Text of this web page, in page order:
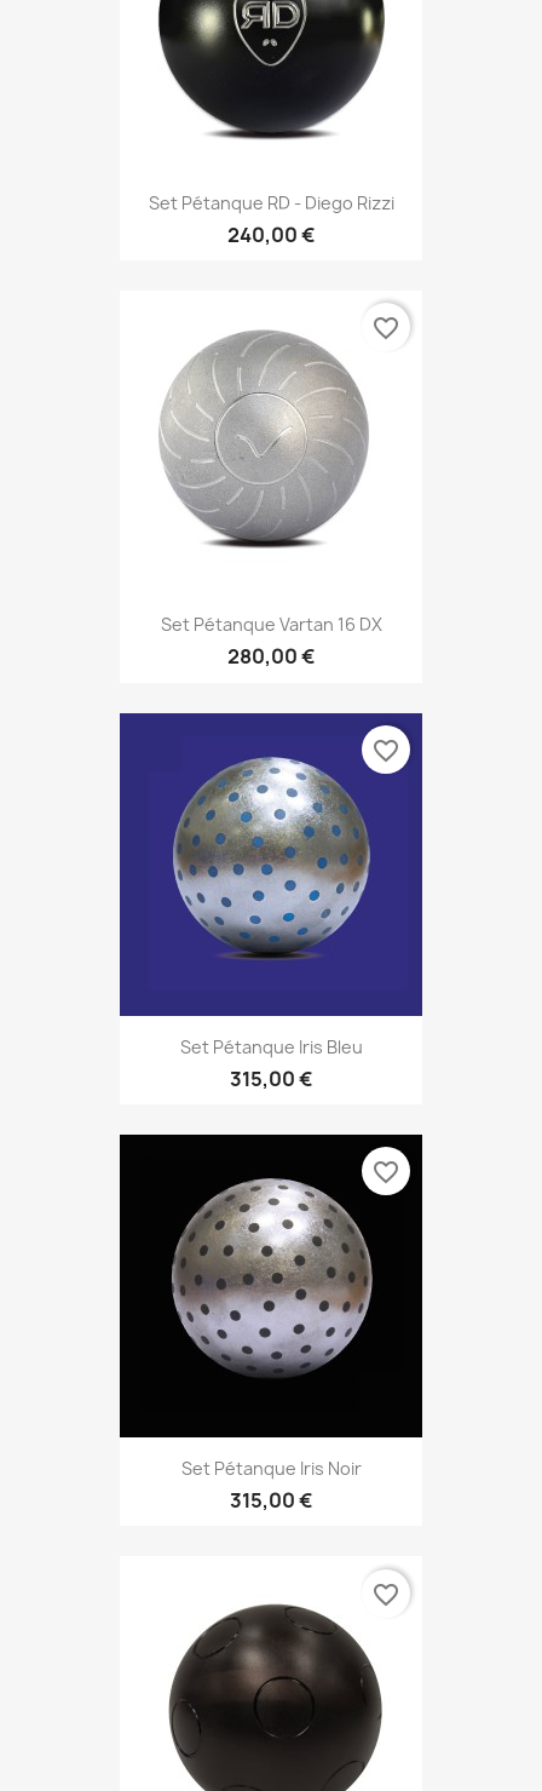
Set Pétanque RD - Diego Rizzi
240,00 €
Set Pétanque Vartan 16 DX
280,00 €
favorite_border
Set Pétanque Iris Bleu
315,00 €
favorite_border
Set Pétanque Iris Noir
315,00 €
favorite_border
favorite_border